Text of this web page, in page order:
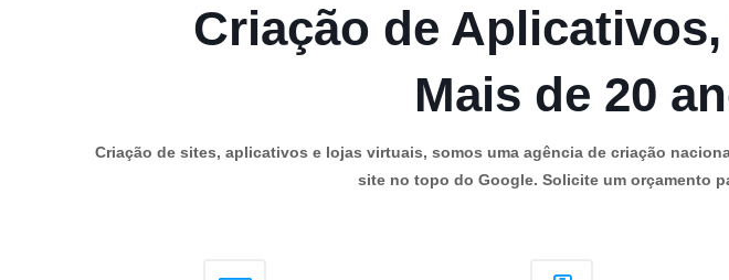
Criação de
Mais de 20
Criação de sites, aplicativos e lojas virtuais, somos uma agência de criação
site no topo do Google. Solicite um orçamento